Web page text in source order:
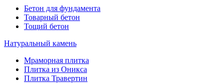
Бетон для фундамента
Товарный бетон
Тощий бетон
Натуральный камень
Мраморная плитка
Плитка из Оникса
Плитка Травертин